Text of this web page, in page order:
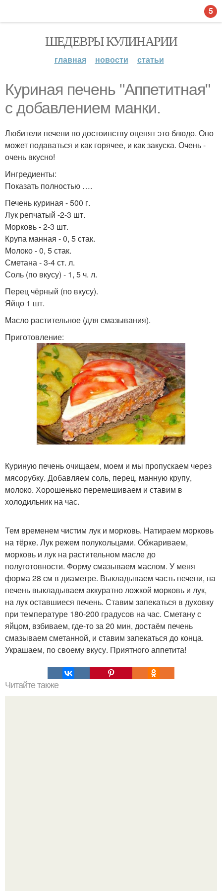
ШЕДЕВРЫ КУЛИНАРИИ
главная новости статьи
Куриная печень "Аппетитная"
с добавлением манки.
Любители печени по достоинству оценят это блюдо. Оно
может подаваться и как горячее, и как закуска. Очень -
очень вкусно!
Ингредиенты:
Показать полностью ….
Печень куриная - 500 г.
Лук репчатый -2-3 шт.
Морковь - 2-3 шт.
Крупа манная - 0, 5 стак.
Молоко - 0, 5 стак.
Сметана - 3-4 ст. л.
Соль (по вкусу) - 1, 5 ч. л.
Перец чёрный (по вкусу).
Яйцо 1 шт.
Масло растительное (для смазывания).
Приготовление:
Куриную печень очищаем, моем и мы пропускаем через
мясорубку. Добавляем соль, перец, манную крупу,
молоко. Хорошенько перемешиваем и ставим в
холодильник на час.
Тем временем чистим лук и морковь. Натираем морковь
на тёрке. Лук режем полукольцами. Обжариваем,
морковь и лук на растительном масле до
полуготовности. Форму смазываем маслом. У меня
форма 28 см в диаметре. Выкладываем часть печени, на
печень выкладываем аккуратно ложкой морковь и лук,
на лук оставшиеся печень. Ставим запекаться в духовку
при температуре 180-200 градусов на час. Сметану с
яйцом, взбиваем, где-то за 20 мин, достаём печень
смазываем сметанной, и ставим запекаться до конца.
Украшаем, по своему вкусу. Приятного аппетита!
Читайте также
5